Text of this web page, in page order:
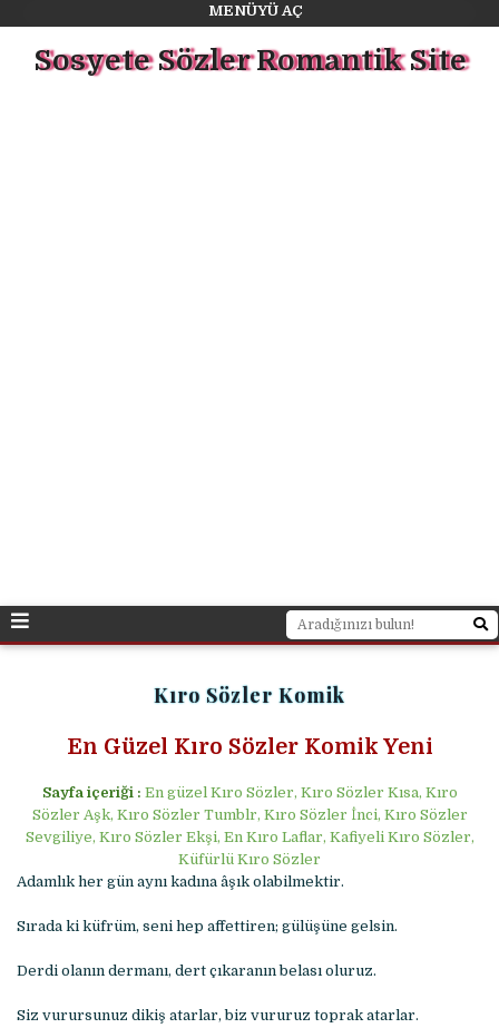
MENÜYÜ AÇ
Sosyete Sözler Romantik Site
Kıro Sözler Komik
En Güzel Kıro Sözler Komik Yeni
Sayfa içeriği : En güzel Kıro Sözler, Kıro Sözler Kısa, Kıro
Sözler Aşk, Kıro Sözler Tumblr, Kıro Sözler İnci, Kıro Sözler
Sevgiliye, Kıro Sözler Ekşi, En Kıro Laflar, Kafiyeli Kıro Sözler,
Küfürlü Kıro Sözler
Adamlık her gün aynı kadına âşık olabilmektir.
Sırada ki küfrüm, seni hep affettiren; gülüşüne gelsin.
Derdi olanın dermanı, dert çıkaranın belası oluruz.
Siz vurursunuz dikiş atarlar, biz vururuz toprak atarlar.